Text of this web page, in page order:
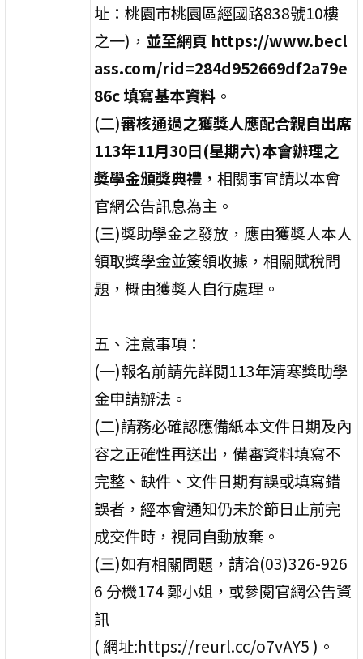
址：桃園市桃園區經國路838號10樓
之一)， 並至網頁 https://www.becl
ass.com/rid=284d952669df2a79e
86c 填寫基本資料 。
(二)審核通過之獲獎人應配合親自出席
113年11月30日(星期六)本會辦理之
獎學金頒獎典禮 ，相關事宜請以本會
官網公告訊息為主。
(三)獎助學金之發放，應由獲獎人本人
領取獎學金並簽領收據，相關賦稅問
題，概由獲獎人自行處理。
五、注意事項：
(一)報名前請先詳閱113年清寒獎助學
金申請辦法。
(二)請務必確認應備紙本文件日期及內
容之正確性再送出，備審資料填寫不
完整、缺件、文件日期有誤或填寫錯
誤者，經本會通知仍未於節日止前完
成交件時，視同自動放棄。
(三)如有相關問題，請洽(03)326-926
6 分機174 鄭小姐，或參閱官網公告資
訊
( 網址:https://reurl.cc/o7vAY5 )。